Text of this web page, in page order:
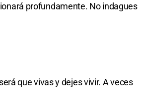
profundamente. No indagues
que vivas y dejes vivir. A veces